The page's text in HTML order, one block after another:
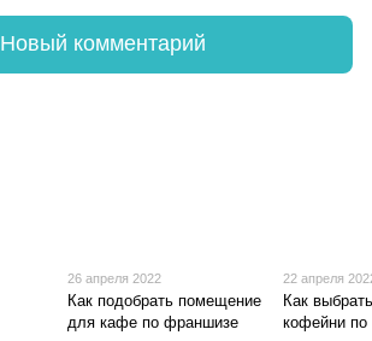
Новый комментарий
26 апреля 2022
Как подобрать помещение
для кафе по франшизе
22 апреля
Как
кофейни